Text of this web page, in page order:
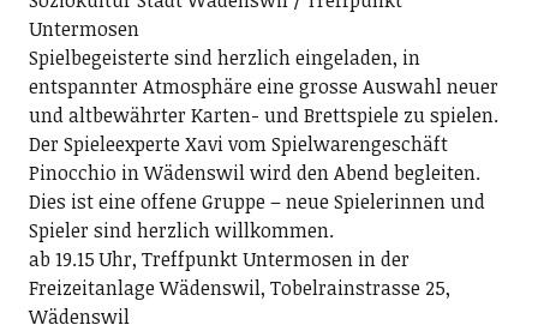
Untermosen
Spielbegeisterte sind herzlich eingeladen, in
entspannter Atmosphäre eine grosse Auswahl neuer
und altbewährter Karten- und Brettspiele zu spielen.
Der Spieleexperte Xavi vom Spielwarengeschäft
Pinocchio in Wädenswil wird den Abend begleiten.
Dies ist eine offene Gruppe – neue Spielerinnen und
Spieler sind herzlich willkommen.
ab 19.15 Uhr, Treffpunkt Untermosen in der
Freizeitanlage Wädenswil, Tobelrainstrasse 25,
Wädenswil